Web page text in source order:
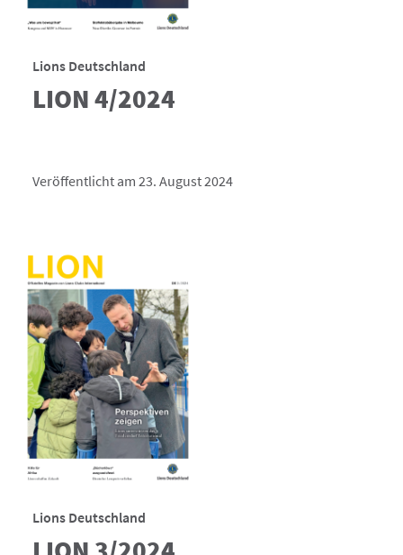
Lions Deutschland
LION 4/2024
Veröffentlicht am 23. August 2024
Lions Deutschland